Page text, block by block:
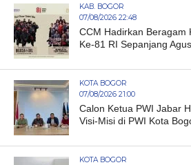
KAB. BOGOR
07/08/2026 22:48
CCM Hadirkan Beragam
Ke-81 RI Sepanjang
KOTA BOGOR
07/08/2026 21:00
Calon Ketua PWI Jabar
Visi-Misi di PWI Kota
KOTA BOGOR